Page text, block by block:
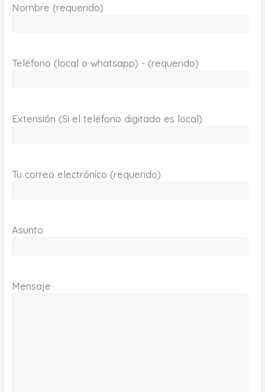
Nombre (requerido)
Teléfono (local o whatsapp) - (requerido)
Extensión (Si el teléfono digitado es local)
Tu correo electrónico (requerido)
Asunto
Mensaje